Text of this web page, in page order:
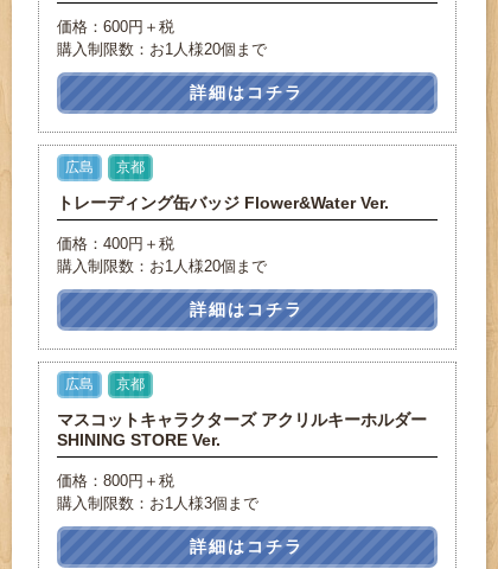
価格：600円＋税
購入制限数：お1人様20個まで
詳細はコチラ
広島 京都
トレーディング缶バッジ Flower&Water Ver.
価格：400円＋税
購入制限数：お1人様20個まで
詳細はコチラ
広島 京都
マスコットキャラクターズ アクリルキーホルダー
SHINING STORE Ver.
価格：800円＋税
購入制限数：お1人様3個まで
詳細はコチラ